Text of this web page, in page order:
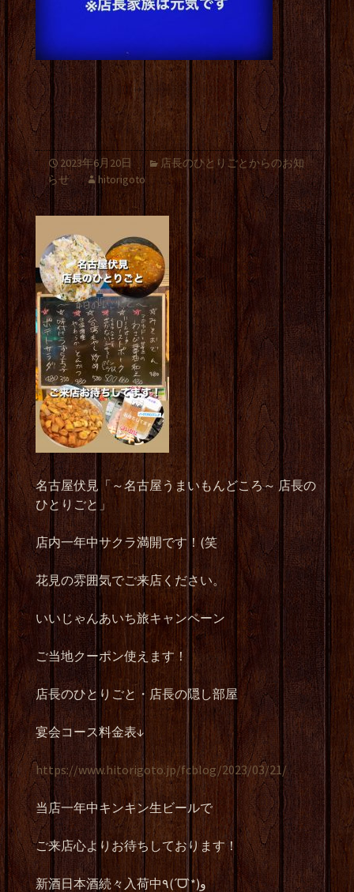
2023年6月20日
店長のひとりごとからのお知
らせ
hitorigoto
名古屋伏見「～名古屋うまいもんどころ～ 店長の
ひとりごと」
店内一年中サクラ満開です！ (笑
花見の雰囲気でご来店ください。
いいじゃんあいち旅キャンペーン
ご当地クーポン使えます！
店長のひとりごと・店長の隠し部屋
宴会コース料金表↓
https://www.hitorigoto.jp/fcblog/2023/03/21/
当店一年中キンキン生ビールで
ご来店心よりお待ちしております！
新酒日本酒続々入荷中٩(ˊᗜˋ*)و